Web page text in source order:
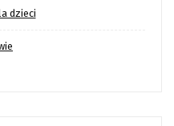
dzieci